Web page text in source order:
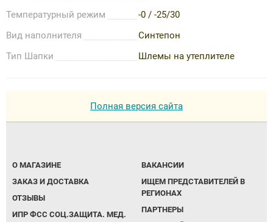
Температурный режим
-0 / -25/30
Вид наполнителя
Синтепон
Тип Шапки
Шлемы на утеплителе
Полная версия сайта
О МАГАЗИНЕ
ЗАКАЗ И ДОСТАВКА
ОТЗЫВЫ
ИПР ФСС СОЦ.ЗАЩИТА. МЕД.
ВАКАНСИИ
ИЩЕМ ПРЕДСТАВИТЕЛЕЙ В
РЕГИОНАХ
ПАРТНЕРЫ